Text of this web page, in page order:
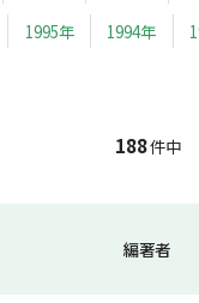
1995年 1994年
188件中
編著者